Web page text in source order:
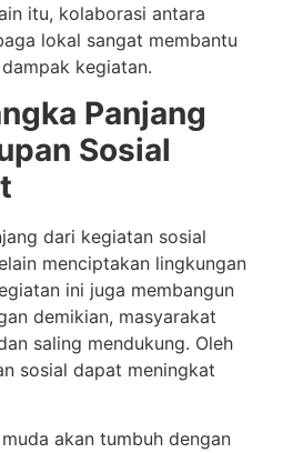
itu, kolaborasi antara
lokal sangat membantu
kegiatan.
Panjang
Sosial
dari kegiatan sosial
menciptakan lingkungan
ini juga membangun
demikian, masyarakat
saling mendukung. Oleh
sosial dapat meningkat
akan tumbuh dengan